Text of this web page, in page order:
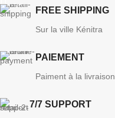
FREE SHIPPING
Sur la ville Kénitra
PAIEMENT
Paiment à la livraison
7/7 SUPPORT